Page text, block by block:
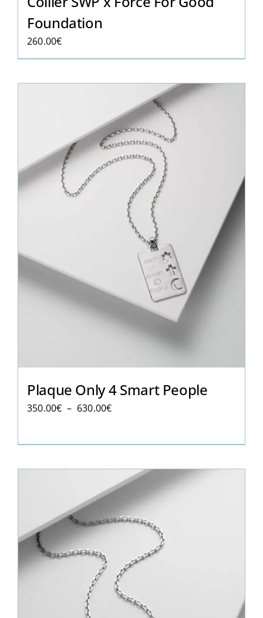
Foundation
260.00€
Plaque Only 4 Smart People
350.00€ – 630.00€Plage
à
630.00€